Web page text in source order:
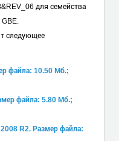
для семейства
следующее
файла: 10.50 Мб.;
файла: 5.80 Мб.;
R2. Размер файла: